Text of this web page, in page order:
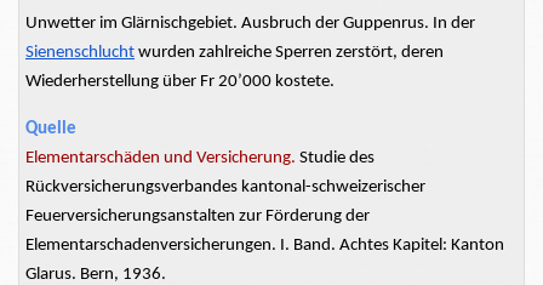
Unwetter im Glärnischgebiet. Ausbruch der Guppenrus. In der
Sienenschlucht wurden zahlreiche Sperren zerstört, deren
Wiederherstellung über Fr 20’000 kostete.
Quelle
Elementarschäden und Versicherung. Studie des
Rückversicherungsverbandes kantonal-schweizerischer
Feuerversicherungsanstalten zur Förderung der
Elementarschadenversicherungen. I. Band. Achtes Kapitel: Kanton
Glarus. Bern, 1936.